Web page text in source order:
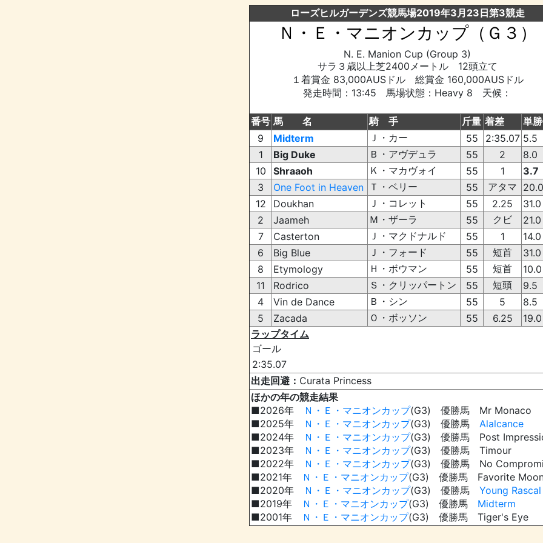
ローズヒルガーデンズ競馬場2019年3月23日第3競走
Ｎ・Ｅ・マニオンカップ（Ｇ３）
N. E. Manion Cup (Group 3)
サラ３歳以上芝2400メートル 12頭立て
１着賞金 83,000AUSドル 総賞金 160,000AUSドル
発走時間：13:45 馬場状態：Heavy 8 天候：
番号 馬 名 騎 手 斤量 着差
単
9
Midterm Ｊ・カー 55 2:35.07 5.5
1
Big Duke Ｂ・アヴデュラ 55 2
8.0
10
Shraaoh Ｋ・マカヴォイ 55 1
3.7
3
One Foot in Heaven Ｔ・ベリー 55 アタマ 20.0
12
Doukhan Ｊ・コレット 55 2.25
31.0
2
Jaameh Ｍ・ザーラ 55 クビ
21.0
7
Casterton Ｊ・マクドナルド 55 1
14.0
6
Big Blue Ｊ・フォード 55 短首
31.0
8
Etymology Ｈ・ボウマン 55 短首
10.0
11
Rodrico Ｓ・クリッパートン 55 短頭
9.5
4
Vin de Dance Ｂ・シン 55 5
8.5
5
Zacada Ｏ・ボッソン 55 6.25
19.0
ラップタイム
ゴール
2:35.07
出走回避： Curata Princess
ほかの年の競走結果
■2026年
Ｎ・Ｅ・マニオンカップ(G3) 優勝馬 Mr Monaco
■2025年
Ｎ・Ｅ・マニオンカップ(G3) 優勝馬 Alalcance
■2024年
Ｎ・Ｅ・マニオンカップ(G3) 優勝馬 Post
■2023年
Ｎ・Ｅ・マニオンカップ(G3) 優勝馬 Timour
■2022年
Ｎ・Ｅ・マニオンカップ(G3) 優勝馬 No
■2021年
Ｎ・Ｅ・マニオンカップ(G3) 優勝馬 Favorite
■2020年
Ｎ・Ｅ・マニオンカップ(G3) 優勝馬 Young Rascal
■2019年
Ｎ・Ｅ・マニオンカップ(G3) 優勝馬 Midterm
■2001年
Ｎ・Ｅ・マニオンカップ(G3) 優勝馬 Tiger's Eye